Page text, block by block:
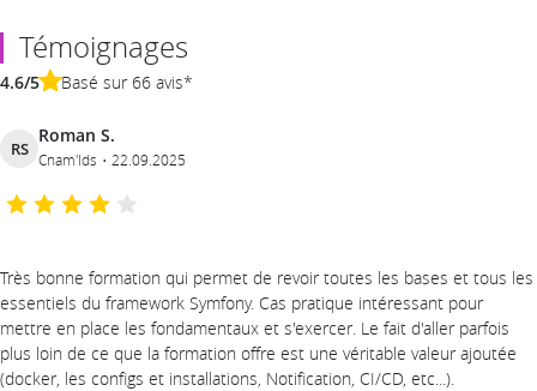
Témoignages
4.6/5 Basé sur 66 avis*
RS
Roman S.
Cnam'Ids 22.09.2025
Très bonne formation qui permet de revoir toutes les bases et tous les
essentiels du framework Symfony. Cas pratique intéressant pour
mettre en place les fondamentaux et s'exercer. Le fait d'aller parfois
plus loin de ce que la formation offre est une véritable valeur ajoutée
(docker, les configs et installations, Notification, CI/CD, etc...).